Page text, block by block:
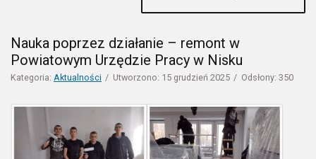
Nauka poprzez działanie – remont w
Powiatowym Urzędzie Pracy w Nisku
Kategoria: Aktualności Utworzono: 15 grudzień 2025 Odsłony: 350